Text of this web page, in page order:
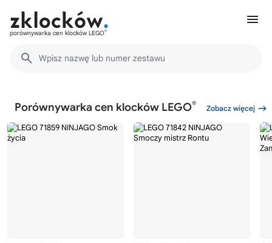
porównywarka cen klocków LEGO®
Wpisz nazwę lub numer zestawu
Porównywarka cen klocków LEGO® Zobacz więcej